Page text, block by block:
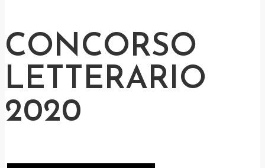
CONCORSO
LETTERARIO
2020